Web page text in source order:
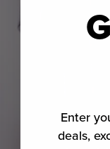
Enter
deals,